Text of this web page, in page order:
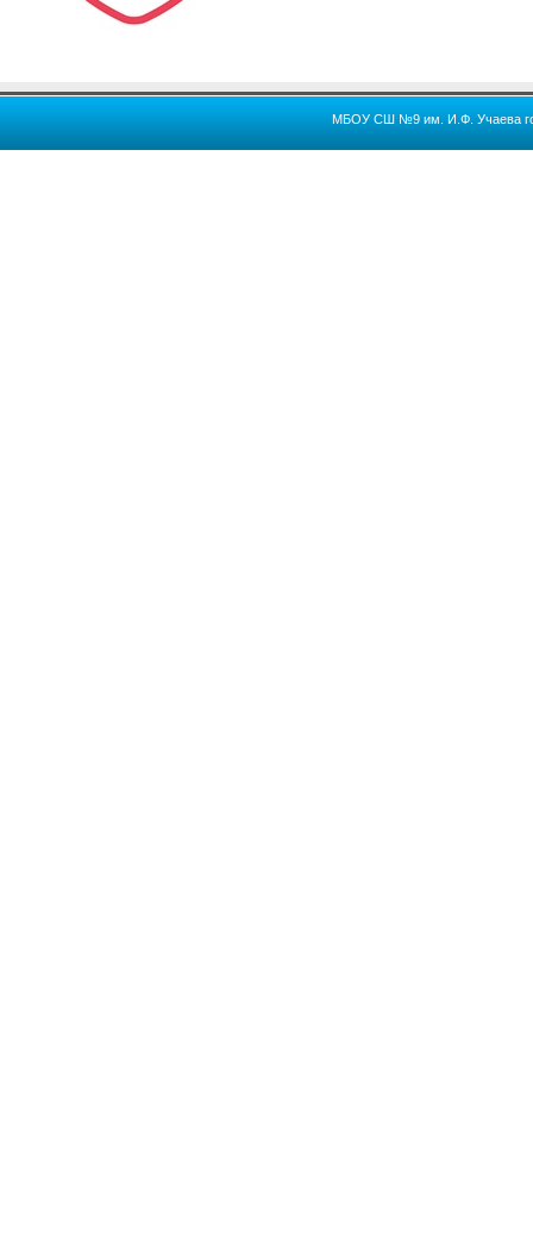
МБОУ СШ №9 им. И.Ф. Учаева